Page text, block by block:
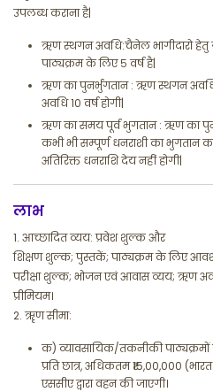
उपलब्ध कराना है|
ऋण स्थगन अवधि:चैनेल भागीदारो
पाठ्यक्रम के लिए ५ वर्ष है|
ऋण का पुनर्भुगतान : ऋण स्थगन
अवधि 10 वर्ष होगी|
ऋण का समय पूर्व भुगतान : ऋण का
कभी भी सम्पूर्ण धनराशी का भुगतान
अतिरिक्त धनराशि देय नहीं होगी|
लाभ
1. आच्छादित व्यय: प्रवेश शुल्क और
शिक्षण शुल्क; पुस्तकें; पाठ्यक्रम के लिए
परीक्षा शुल्क; भोजन एवं आवास व्यय; ऋण
प्रीमियम।
2. ऋृण सीमा:
क) व्यावसायिक/तकनीकी
प्रति छात्र, अधिकतम ₹15,00,000
एससीए द्वारा वहन की जाएगी।